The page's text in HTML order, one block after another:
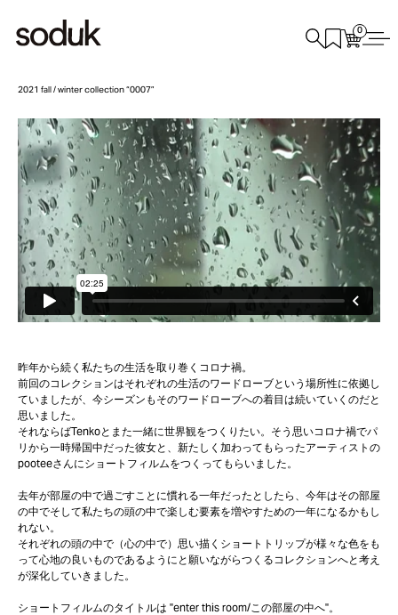
0
2021 fall / winter collection “0007”
昨年から続く私たちの生活を取り巻くコロナ禍。
前回のコレクションはそれぞれの生活のワードローブという場所性に依拠し
ていましたが、今シーズンもそのワードローブへの着目は続いていくのだと
思いました。
それならばTenkoとまた一緒に世界観をつくりたい。そう思いコロナ禍でパ
リから一時帰国中だった彼女と、新たしく加わってもらったアーティストの
pooteeさんにショートフィルムをつくってもらいました。
去年が部屋の中で過ごすことに慣れる一年だったとしたら、今年はその部屋
の中でそして私たちの頭の中で楽しむ要素を増やすための一年になるかもし
れない。
それぞれの頭の中で（心の中で）思い描くショートトリップが様々な色をも
って心地の良いものであるようにと願いながらつくるコレクションへと考え
が深化していきました。
ショートフィルムのタイトルは "enter this room/この部屋の中へ"。